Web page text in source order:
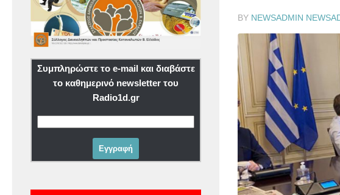
BY NEWSADMIN
Συμπληρώστε το e-mail και διαβάστε
το καθημερινό newsletter του
Radio1d.gr